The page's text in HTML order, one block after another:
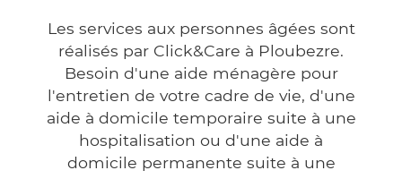
Les services aux personnes âgées sont
réalisés par Click&Care à Ploubezre.
Besoin d'une aide ménagère pour
l'entretien de votre cadre de vie, d'une
aide à domicile temporaire suite à une
hospitalisation ou d'une aide à
domicile permanente suite à une